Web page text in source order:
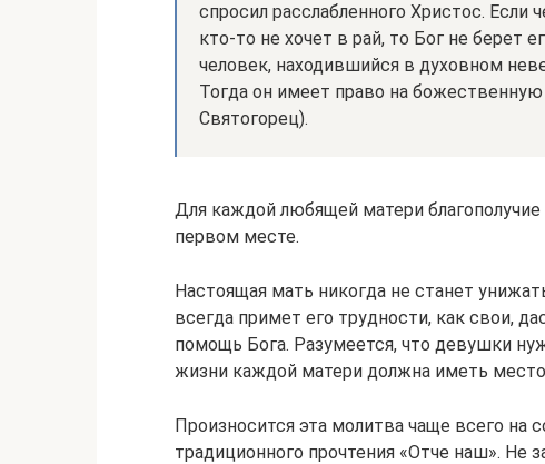
спросил расслабленного Христос. Если
кто-то не хочет в рай, то Бог не берет
человек, находившийся в духовном
Тогда он имеет право на
Святогорец).
Для каждой любящей матери благополучие
первом месте.
Настоящая мать никогда не станет
всегда примет его трудности, как свои,
помощь Бога. Разумеется, что девушки
жизни каждой матери должна иметь
Произносится эта молитва чаще всего на
традиционного прочтения «Отче наш». Не